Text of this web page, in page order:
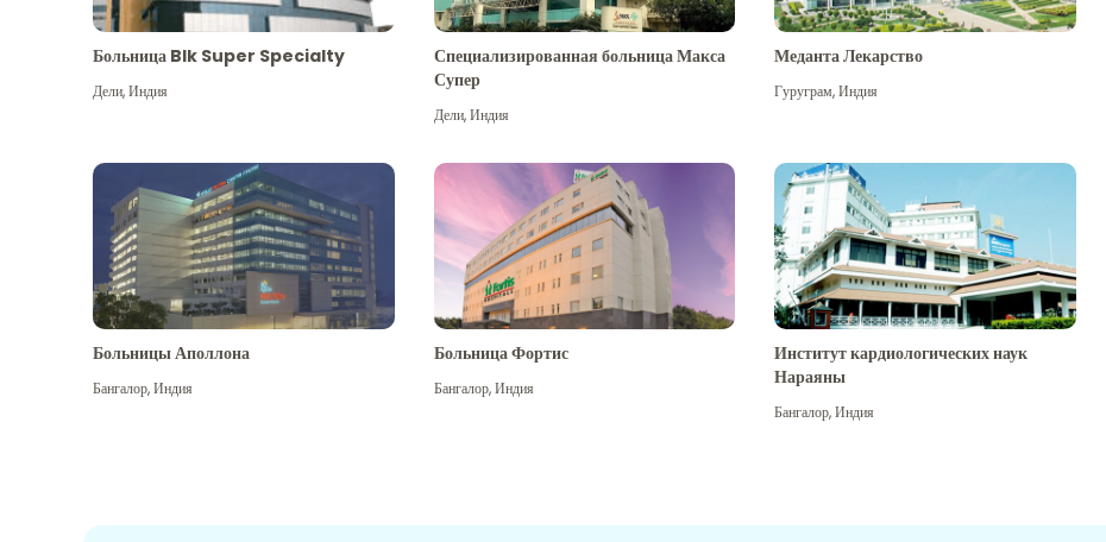
Больница Blk Super Specialty
Дели,Индия
Специализированная больница Макса
Супер
Дели,Индия
Меданта Лекарство
Гуруграм,Индия
Больницы Аполлона
Бангалор,Индия
Больница Фортис
Бангалор,Индия
Институт кардиологических наук
Нараяны
Бангалор,Индия